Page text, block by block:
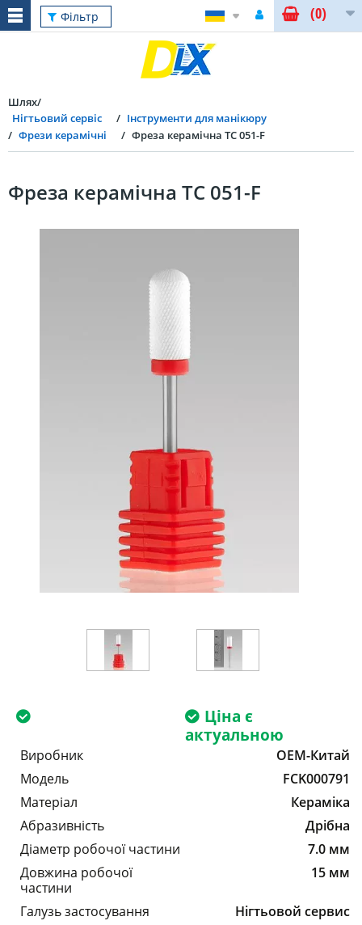
Фільтр (0)
Шлях
Нігтьовий сервіс
Інструменти для манікюру
Фрези керамічні
Фреза керамічна TC 051-F
Фреза керамічна TC 051-F
Ціна є
актуальною
Виробник
OEM-Китай
Модель
FCK000791
Матеріал
Кераміка
Абразивність
Дрібна
Діаметр робочої частини
7.0 мм
Довжина робочої
частини
15 мм
Галузь застосування
Нігтьовой сервис